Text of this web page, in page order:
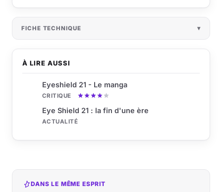
À LIRE AUSSI
Eyeshield 21 - Le manga
CRITIQUE
Eye Shield 21 : la fin d'une ère
ACTUALITÉ
FICHE TECHNIQUE
DANS LE MÊME ESPRIT